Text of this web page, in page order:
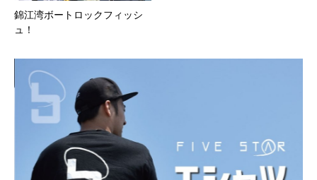
錦江湾ボートロックフィッシ
ュ！